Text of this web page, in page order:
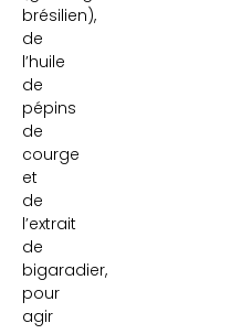
brésilien),
de
l’huile
de
pépins
de
courge
et
de
l’extrait
de
bigaradier,
pour
agir